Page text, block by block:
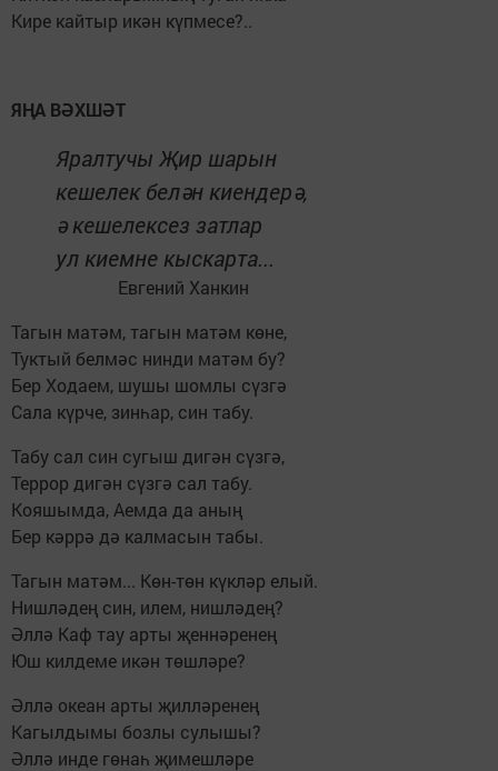
Кире кайтыр икән күпмесе?..
ЯҢА ВӘХШӘТ
Яралтучы Җир шарын
кешелек белән киендерә,
ә кешелексез затлар
ул киемне кыскарта...
Евгений Ханкин
Тагын матәм, тагын матәм көне,
Туктый белмәс нинди матәм бу?
Бер Ходаем, шушы шомлы сүзгә
Сала күрче, зинһар, син табу.
Табу сал син сугыш дигән сүзгә,
Террор дигән сүзгә сал табу.
Кояшымда, Аемда да аның
Бер кәррә дә калмасын табы.
Тагын матәм... Көн-төн күкләр елый.
Нишләдең син, илем, нишләдең?
Әллә Каф тау арты җеннәренең
Юш килдеме икән төшләре?
Әллә океан арты җилләренең
Кагылдымы бозлы сулышы?
Әллә инде гөнаһ җимешләре